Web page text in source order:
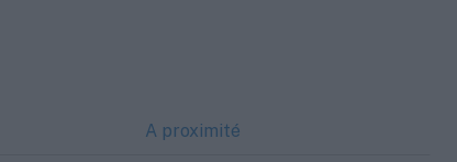
A proximité